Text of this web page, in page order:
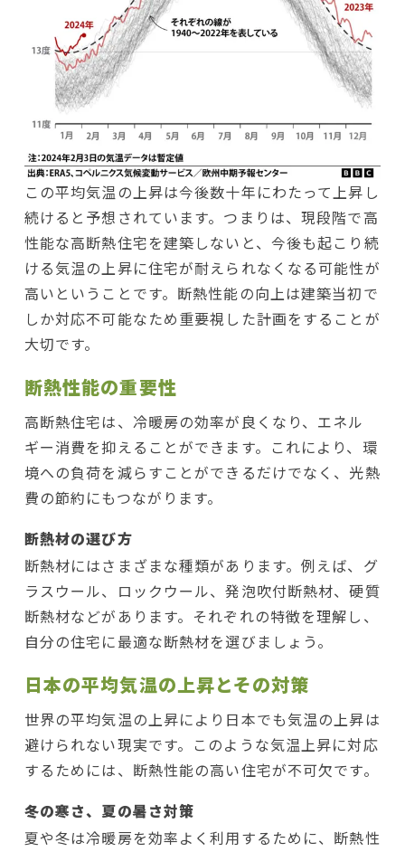
この平均気温の上昇は今後数十年にわたって上昇し
続けると予想されています。つまりは、現段階で高
性能な高断熱住宅を建築しないと、今後も起こり続
ける気温の上昇に住宅が耐えられなくなる可能性が
高いということです。断熱性能の向上は建築当初で
しか対応不可能なため重要視した計画をすることが
大切です。
断熱性能の重要性
高断熱住宅は、冷暖房の効率が良くなり、エネル
ギー消費を抑えることができます。これにより、環
境への負荷を減らすことができるだけでなく、光熱
費の節約にもつながります。
断熱材の選び方
断熱材にはさまざまな種類があります。例えば、グ
ラスウール、ロックウール、発泡吹付断熱材、硬質
断熱材などがあります。それぞれの特徴を理解し、
自分の住宅に最適な断熱材を選びましょう。
日本の平均気温の上昇とその対策
世界の平均気温の上昇により日本でも気温の上昇は
避けられない現実です。このような気温上昇に対応
するためには、断熱性能の高い住宅が不可欠です。
冬の寒さ、夏の暑さ対策
夏や冬は冷暖房を効率よく利用するために、断熱性